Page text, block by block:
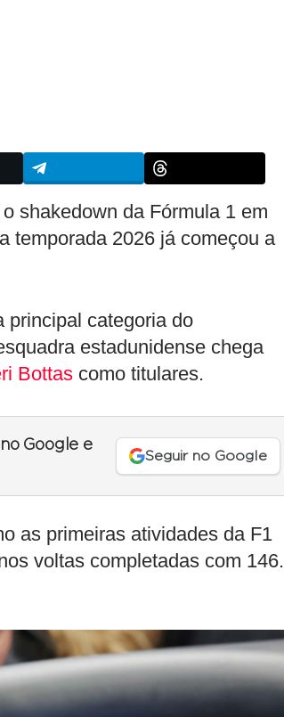
shakedown da Fórmula 1 em
temporada 2026 já começou a
principal categoria do
estadunidense chega
Bottas como titulares.
Google e
Seguir no Google
as primeiras atividades da F1
voltas completadas com 146.